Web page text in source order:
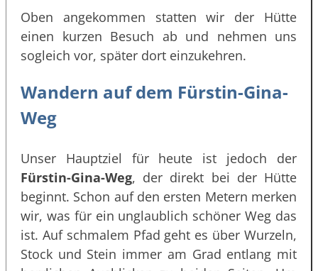
Oben angekommen statten wir der Hütte
einen kurzen Besuch ab und nehmen uns
sogleich vor, später dort einzukehren.
Wandern auf dem Fürstin-Gina-
Weg
Unser Hauptziel für heute ist jedoch der
Fürstin-Gina-Weg, der direkt bei der Hütte
beginnt. Schon auf den ersten Metern merken
wir, was für ein unglaublich schöner Weg das
ist. Auf schmalem Pfad geht es über Wurzeln,
Stock und Stein immer am Grad entlang mit